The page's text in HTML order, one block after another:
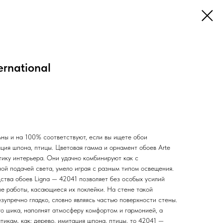
и на 100% соответствуют, если вы ищете обои
шпона, птицы. Цветовая гамма и орнамент обоев Arte
интерьера. Они удачно комбинируют как с
подачей света, умело играя с разным типом освещения.
обоев Ligna — 42041 позволяет без особых усилий
работы, касающиеся их поклейки. На стене такой
гладко, словно являясь частью поверхности стены.
шика, наполнят атмосферу комфортом и гармонией, а
как: дерево, имитация шпона, птицы, то 42041 —